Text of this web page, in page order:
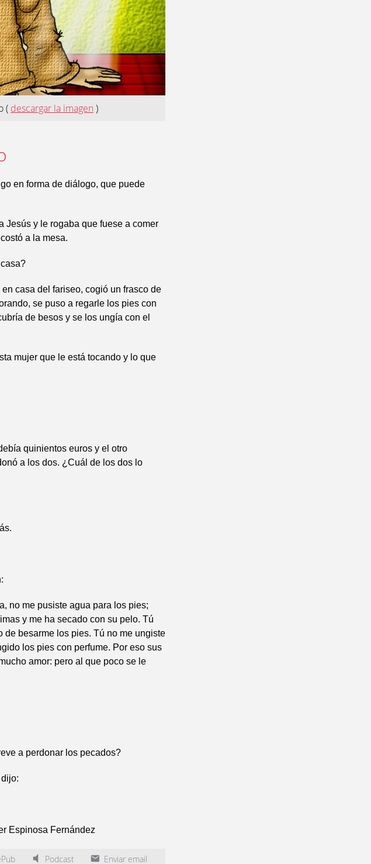
( descargar la imagen )
en forma de diálogo, que puede
Jesús y le rogaba que fuese a comer
a la mesa.
casa del fariseo, cogió un frasco de
se puso a regarle los pies con
de besos y se los ungía con el
mujer que le está tocando y lo que
quinientos euros y el otro
a los dos. ¿Cuál de los dos lo
no me pusiste agua para los pies;
y me ha secado con su pelo. Tú
de besarme los pies. Tú no me ungiste
los pies con perfume. Por eso sus
amor: pero al que poco se le
a perdonar los pecados?
Espinosa Fernández
Podcast Enviar email